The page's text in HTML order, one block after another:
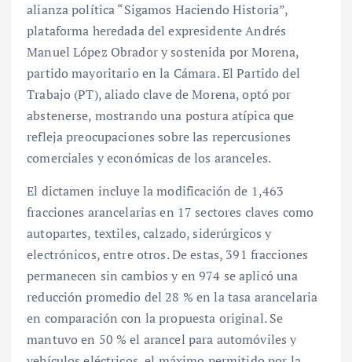
alianza política “Sigamos Haciendo Historia”,
plataforma heredada del expresidente Andrés
Manuel López Obrador y sostenida por Morena,
partido mayoritario en la Cámara. El Partido del
Trabajo (PT), aliado clave de Morena, optó por
abstenerse, mostrando una postura atípica que
refleja preocupaciones sobre las repercusiones
comerciales y económicas de los aranceles.
El dictamen incluye la modificación de 1,463
fracciones arancelarias en 17 sectores claves como
autopartes, textiles, calzado, siderúrgicos y
electrónicos, entre otros. De estas, 391 fracciones
permanecen sin cambios y en 974 se aplicó una
reducción promedio del 28 % en la tasa arancelaria
en comparación con la propuesta original. Se
mantuvo en 50 % el arancel para automóviles y